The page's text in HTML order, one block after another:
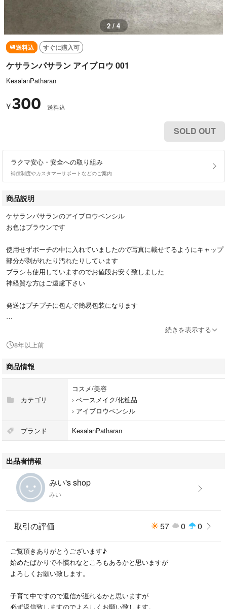
3 / 4
送料込 すぐに購入可
ケサランパサラン アイブロウ 001
KesalanPatharan
¥300 送料込
SOLD OUT
ラクマ安心・安全への取り組み
補償制度やカスタマーサポートなどのご案内
商品説明
ケサランパサランのアイブロウペンシル
お色はブラウンです
使用せずポーチの中に入れていましたので写真に載せてるようにキャップ
部分が剥がれたり汚れたりしています
ブラシも使用していますのでお値段お安く致しました
神経質な方はご遠慮下さい
発送はプチプチに包んで簡易包装になります
※他サイトにも出品しておりますので削除する場合がございます。
続きを表示する
8年以上前
商品情報
カテゴリ
コスメ/美容
› ベースメイク/化粧品
› アイブロウペンシル
ブランド KesalanPatharan
出品者情報
みい's shop
みい
取引の評価 57 0 0
ご覧頂きありがとうございます♪
始めたばかりで不慣れなところもあるかと思いますが
よろしくお願い致します。
子育て中ですので返信が遅れるかと思いますが
必ず返信致しますのでよろしくお願い致します。